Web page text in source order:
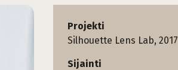
Projekti
Silhouette Lens Lab, 2017
Sijainti